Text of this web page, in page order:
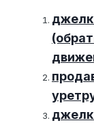
джелк
джелк